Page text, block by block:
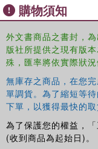
購物須知
外文書商品之書封，
版社所提供之現有版
殊，匯率將依實際狀況
無庫存之商品，在您
單調貨。為了縮短等
下單，以獲得最快的
為了保護您的權益，「
(收到商品為起始日)。